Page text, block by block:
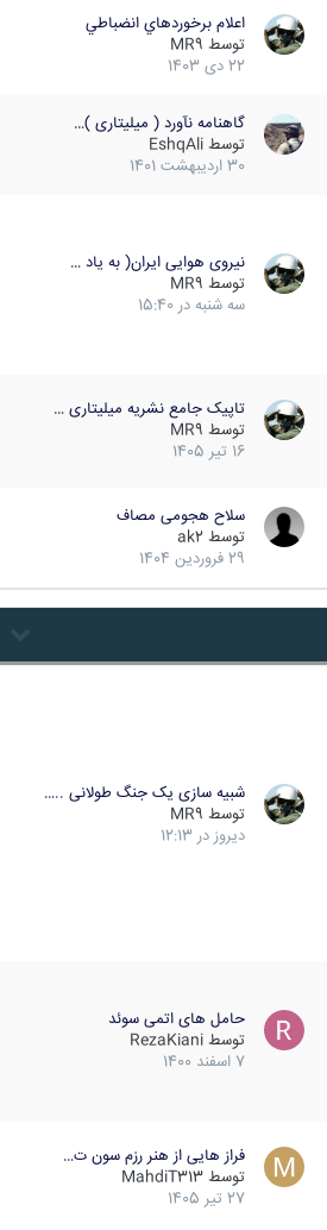
اعلام برخوردهاي انضباطي
توسط MR9
22 دی 1403
گاهنامه نآورد ( میلیتاری )…
توسط EshqAli
30 اردیبهشت 1401
نیروی هوایی ایران( به یاد …
توسط MR9
سه شنبه در 15:40
تاپیک جامع نشریه میلیتاری …
توسط MR9
16 تیر 1405
سلاح هجومی مصاف
توسط ak2
29 فروردین 1404
شبیه سازی یک جنگ طولانی ..…
توسط MR9
دیروز در 12:13
حامل های اتمی سوئد
توسط RezaKiani
7 اسفند 1400
فراز هایی از هنر رزم سون ت…
توسط MahdiT313
27 تیر 1405